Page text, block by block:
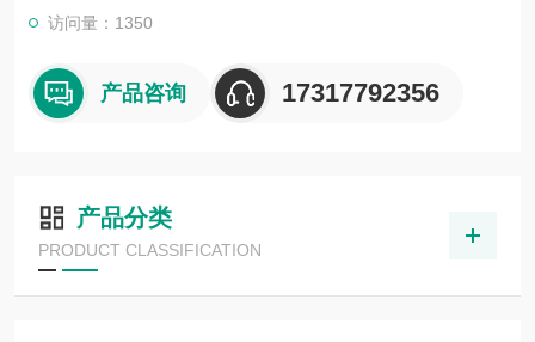
访问量：1350
产品咨询 17317792356
产品分类
PRODUCT CLASSIFICATION